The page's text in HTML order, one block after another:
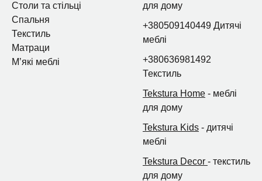
Столи та стільці
Спальня
Текстиль
Матраци
Мʼякі меблі
для дому
+380509140449 Дитячі
меблі
+380636981492
Текстиль
Tekstura Home - меблі
для дому
Tekstura Kids - дитячі
меблі
Tekstura Decor - текстиль
для дому